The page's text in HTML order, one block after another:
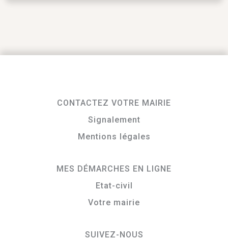
CONTACTEZ VOTRE MAIRIE
Signalement
Mentions légales
MES DÉMARCHES EN LIGNE
Etat-civil
Votre mairie
SUIVEZ-NOUS